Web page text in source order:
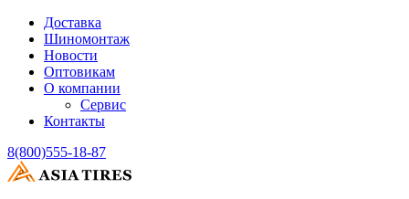
Доставка
Шиномонтаж
Новости
Оптовикам
О компании
Сервис
Контакты
8(800)555-18-87